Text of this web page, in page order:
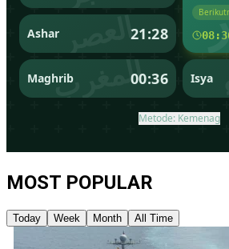
MOST POPULAR
Today Week Month All Time